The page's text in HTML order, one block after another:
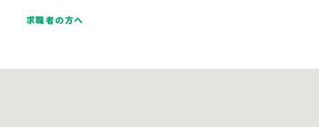
求職者の方へ